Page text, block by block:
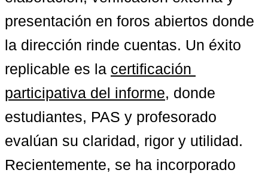
presentación en foros abiertos donde
la dirección rinde cuentas. Un éxito
replicable es la certificación
participativa del informe, donde
estudiantes, PAS y profesorado
evalúan su claridad, rigor y utilidad.